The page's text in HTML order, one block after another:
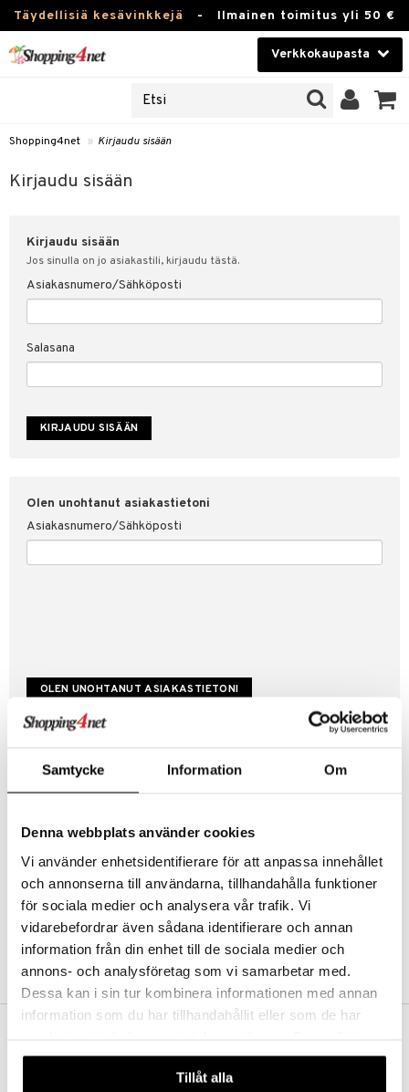
Samtycke Information Om
Denna webbplats använder cookies
Vi använder enhetsidentifierare för att anpassa innehållet
och annonserna till användarna, tillhandahålla funktioner
för sociala medier och analysera vår trafik. Vi
vidarebefordrar även sådana identifierare och annan
information från din enhet till de sociala medier och
annons- och analysföretag som vi samarbetar med.
Dessa kan i sin tur kombinera informationen med annan
information som du har tillhandahållit eller som de har
våra cookies vid fortsatt användande av vår webbplats.
Tillåt alla
Täydellisiä kesävinkkejä - Ilmainen toimitus yli 50 €
Verkkokaupasta
Piilolinssit
Luontaistuotteet
Fitness
Koti & Sisustus
Lelut, Lapsi & Vauva
Tuotemerkkejä
Shopping4net » Kirjaudu sisään
Kirjaudu sisään
Kirjaudu sisään
Jos sinulla on jo asiakastili, kirjaudu tästä.
Asiakasnumero/Sähköposti
Salasana
Olen unohtanut asiakastietoni
Asiakasnumero/Sähköposti
Luo uusi asiakas
Hyviä tarjouksia
Kestotilaus
Arvostele tuotteita
Toivelistat
LUO ASIAKAS
sisään
& vastauksia
myyntiehdot
suojaus
Aina maksuton vaihtoehto, huolimatta siitä ostatko yksittäisen
tuotteen tai koko tilauksellesi joka ylittää 50 €.